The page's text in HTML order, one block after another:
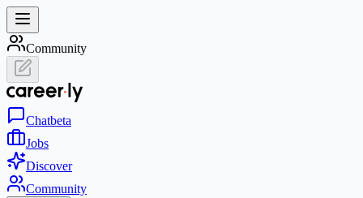
Community
Chatbeta
Jobs
Discover
Community